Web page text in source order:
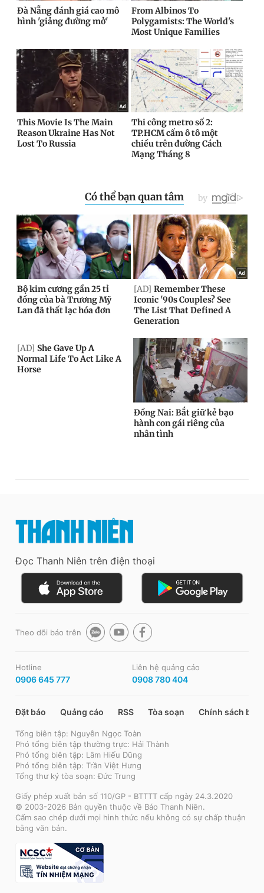
Đọc Thanh Niên trên điện thoại
Theo dõi báo trên
Hotline
0906 645 777
Liên hệ quảng cáo
0908 780 404
Đặt báo Quảng cáo RSS Tòa soạn Chính sách bảo
Tổng biên tập: Nguyễn Ngọc Toàn
Phó tổng biên tập thường trực: Hải Thành
Phó tổng biên tập: Lâm Hiếu Dũng
Phó tổng biên tập: Trần Việt Hưng
Tổng thư ký tòa soạn: Đức Trung
Giấy phép xuất bản số 110/GP - BTTTT cấp ngày 24.3.2020
© 2003-2026 Bản quyền thuộc về Báo Thanh Niên.
Cấm sao chép dưới mọi hình thức nếu không có sự chấp thuận
bằng văn bản.